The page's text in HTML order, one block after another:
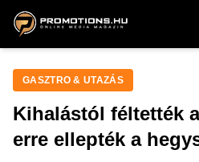
ZENE, FILM & KULT
GASZTRO & UTAZÁS
Kihalástól féltették
erre ellepték a